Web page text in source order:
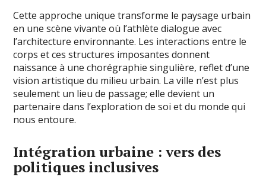
Cette approche unique transforme le paysage urbain
en une scène vivante où l’athlète dialogue avec
l’architecture environnante. Les interactions entre le
corps et ces structures imposantes donnent
naissance à une chorégraphie singulière, reflet d’une
vision artistique du milieu urbain. La ville n’est plus
seulement un lieu de passage; elle devient un
partenaire dans l’exploration de soi et du monde qui
nous entoure.
Intégration urbaine : vers des
politiques inclusives